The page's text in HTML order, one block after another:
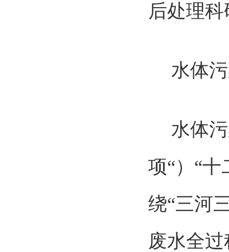
后处理
水体污
水体污
项“）“
绕“三河
废水全